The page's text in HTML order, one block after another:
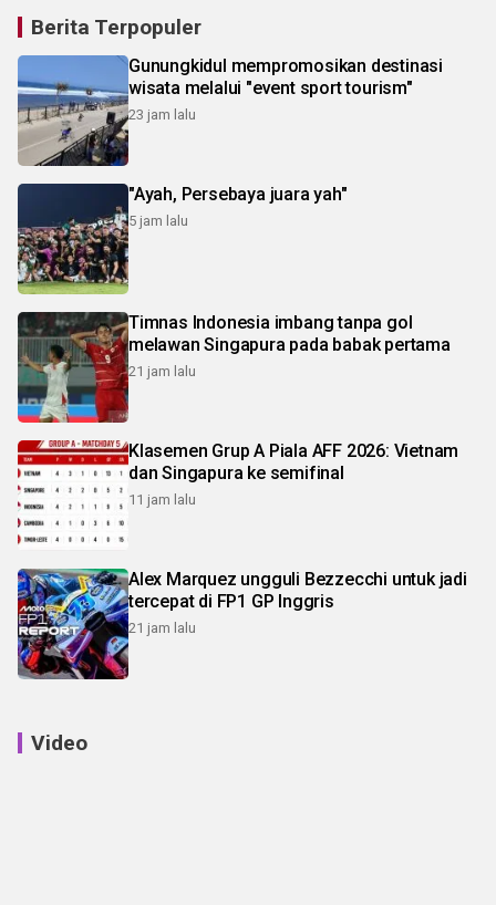
Berita Terpopuler
Gunungkidul mempromosikan destinasi
wisata melalui "event sport tourism"
23 jam lalu
"Ayah, Persebaya juara yah"
5 jam lalu
Timnas Indonesia imbang tanpa gol
melawan Singapura pada babak pertama
21 jam lalu
Klasemen Grup A Piala AFF 2026: Vietnam
dan Singapura ke semifinal
11 jam lalu
Alex Marquez ungguli Bezzecchi untuk jadi
tercepat di FP1 GP Inggris
21 jam lalu
Video